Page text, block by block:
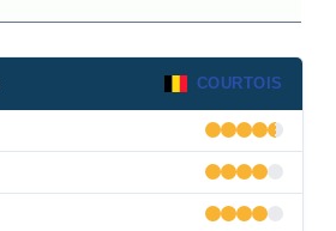
COURTOIS